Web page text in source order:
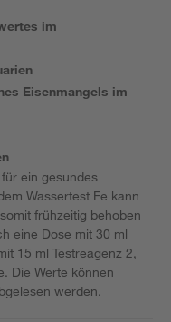
im
Eisenmangels im
ein gesundes
Wassertest Fe kann
frühzeitig behoben
eine Dose mit 30 ml
15 ml Testreagenz 2,
Die Werte können
werden.